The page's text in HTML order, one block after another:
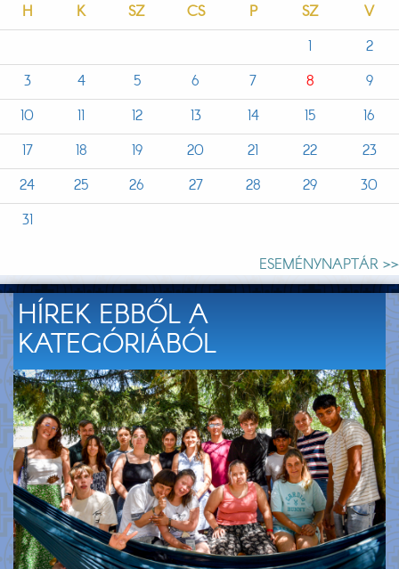
H K SZ CS P SZ
V
1
2
3
4 5 6 7 8
9
10
11 12 13 14 15
16
17
18 19 20 21 22
23
24
25 26 27 28 29
30
31
ESEMÉNYNAPTÁR >>
HÍREK EBBŐL A
KATEGÓRIÁBÓL